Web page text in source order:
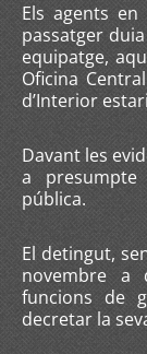
Els agents
passatger
equipatge,
Oficina
d’Interior
Davant les
a
pública.
El detingut,
novembre a
funcions de
decretar la